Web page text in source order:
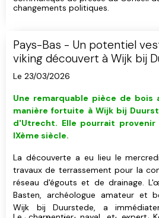
changements politiques.
Pays-Bas - Un potentiel
viking découvert à Wijk bij
Le 23/03/2026
Une remarquable pièce de bois
manière fortuite à Wijk bij
d'Utrecht. Elle pourrait
IXème siècle.
La découverte a eu lieu le
travaux de terrassement pour la
réseau d'égouts et de drainage.
Basten, archéologue amateur et
Wijk bij Duurstede, a